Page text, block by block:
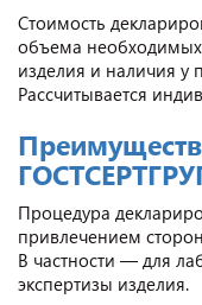
Стоимость
объема необходимых
изделия и наличия у
Рассчитывается
Процедура
привлечением
В частности — для
экспертизы изделия.